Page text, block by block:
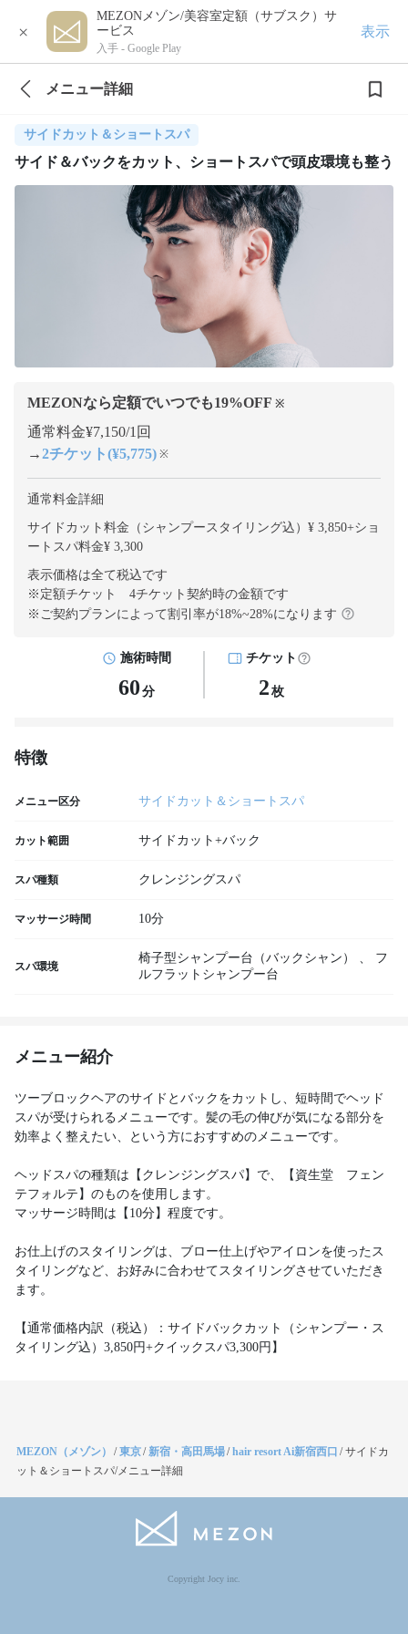
×
MEZONメゾン/美容室定額（サブスク）サ
ービス
入手 - Google Play
表示
メニュー詳細
サイドカット＆ショートスパ
サイド＆バックをカット、ショートスパで頭皮環境も整う
MEZONなら定額でいつでも19%OFF ※
通常料金¥7,150/1回
→2チケット(¥5,775) ※
通常料金詳細
サイドカット料金（シャンプースタイリング込）¥ 3,850+ショ
ートスパ料金¥ 3,300
表示価格は全て税込です
※定額チケット 4チケット契約時の金額です
※ご契約プランによって割引率が18%~28%になります
施術時間
60 分
チケット
2 枚
特徴
メニュー区分 サイドカット＆ショートスパ
カット範囲 サイドカット+バック
スパ種類 クレンジングスパ
マッサージ時間 10分
スパ環境
椅子型シャンプー台（バックシャン） 、
フ
ルフラットシャンプー台
メニュー紹介
ツーブロックヘアのサイドとバックをカットし、短時間でヘッド
スパが受けられるメニューです。髪の毛の伸びが気になる部分を
効率よく整えたい、という方におすすめのメニューです。
ヘッドスパの種類は【クレンジングスパ】で、【資生堂 フェン
テフォルテ】のものを使用します。
マッサージ時間は【10分】程度です。
お仕上げのスタイリングは、ブロー仕上げやアイロンを使ったス
タイリングなど、お好みに合わせてスタイリングさせていただき
ます。
【通常価格内訳（税込）：サイドバックカット（シャンプー・ス
タイリング込）3,850円+クイックスパ3,300円】
MEZON（メゾン） /東京/新宿・高田馬場/hair resort Ai新宿西口 /サイドカ
ット＆ショートスパ/メニュー詳細
Copyright Jocy inc.